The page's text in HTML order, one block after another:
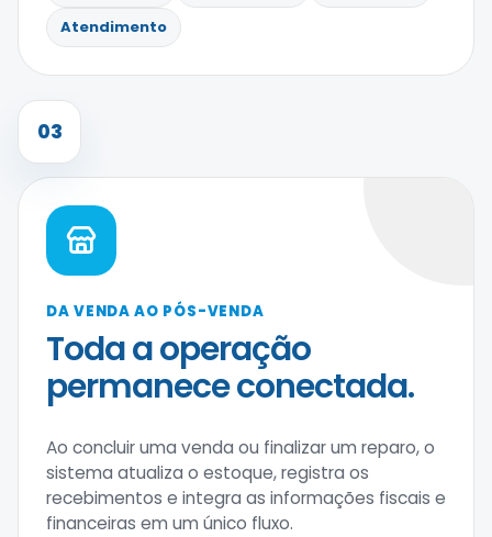
Atendimento
03
DA VENDA AO PÓS-VENDA
Toda a operação
permanece conectada.
Ao concluir uma venda ou finalizar um reparo, o
sistema atualiza o estoque, registra os
recebimentos e integra as informações fiscais e
financeiras em um único fluxo.